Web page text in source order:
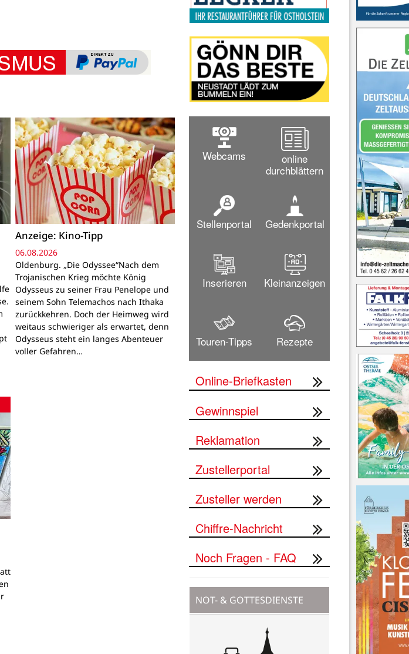
Anzeige: Kino-Tipp
06.08.2026
Oldenburg. „Die Odyssee“Nach dem
Trojanischen Krieg möchte König
Odysseus zu seiner Frau Penelope und
seinem Sohn Telemachos nach Ithaka
zurückkehren. Doch der Heimweg wird
weitaus schwieriger als erwartet, denn
Odysseus steht ein langes Abenteuer
voller Gefahren…
Webcams
online
durchblättern
Stellenportal Gedenkportal
Inserieren Kleinanzeigen
Touren-Tipps Rezepte
Online-Briefkasten
Gewinnspiel
Reklamation
Zustellerportal
Zusteller werden
Chiffre-Nachricht
Noch Fragen - FAQ
NOT- & GOTTESDIENSTE